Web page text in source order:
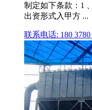
制定如下条款：1
出资形式入甲方 ...
联系电话: 180 3780